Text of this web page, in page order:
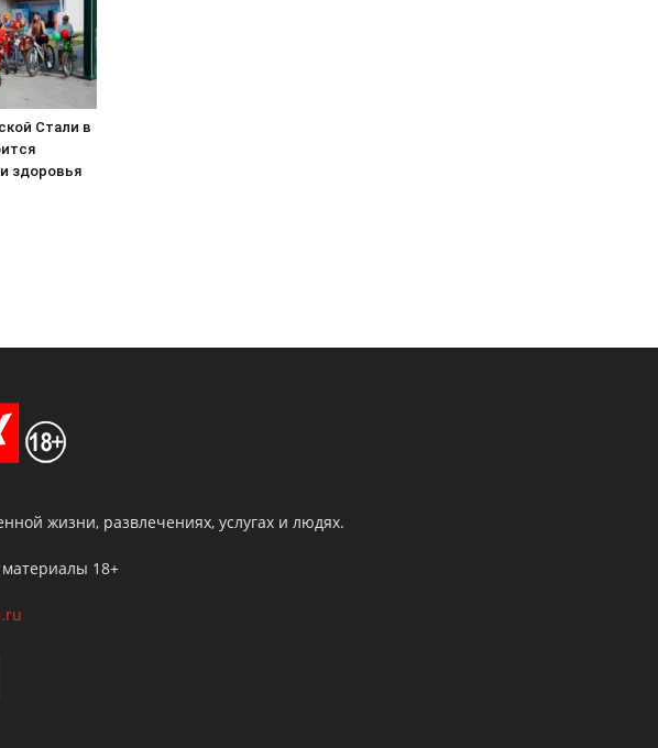
Стали в
здоровья
жизни, развлечениях, услугах и людях.
18+